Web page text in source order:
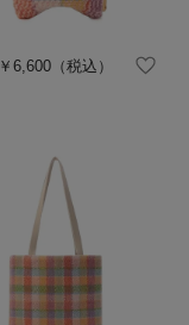
￥6,600（税込）